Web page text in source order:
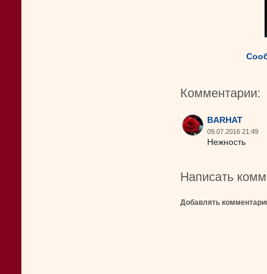
Комментарии:
BARHAT
09.07.2016 21:49
Нежность
Написать
Добавлять